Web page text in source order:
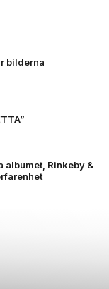
bilderna
albumet, Rinkeby &